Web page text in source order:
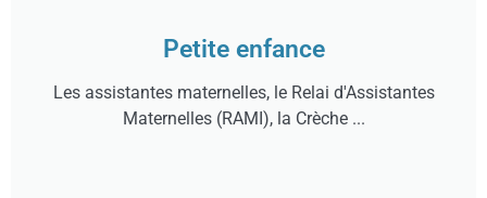
Petite enfance
Les assistantes maternelles, le Relai d'Assistantes
Maternelles (RAMI), la Crèche ...